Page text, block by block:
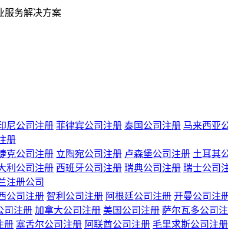
服务解决方案
尼公司注册 菲律宾公司注册 泰国公司注册 马来西亚
册
克公司注册 立陶宛公司注册 卢森堡公司注册 土耳其
利公司注册 西班牙公司注册 瑞典公司注册 瑞士公司
注册公司
公司注册 智利公司注册 阿根廷公司注册 开曼公司注
司注册 加拿大公司注册 美国公司注册 萨尔瓦多公司
册 塞舌尔公司注册 阿联酋公司注册 毛里求斯公司注册